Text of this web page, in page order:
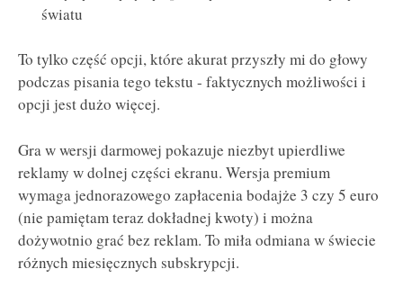
światu
To tylko część opcji, które akurat przyszły mi do głowy
podczas pisania tego tekstu - faktycznych możliwości i
opcji jest dużo więcej.
Gra w wersji darmowej pokazuje niezbyt upierdliwe
reklamy w dolnej części ekranu. Wersja premium
wymaga jednorazowego zapłacenia bodajże 3 czy 5 euro
(nie pamiętam teraz dokładnej kwoty) i można
dożywotnio grać bez reklam. To miła odmiana w świecie
różnych miesięcznych subskrypcji.